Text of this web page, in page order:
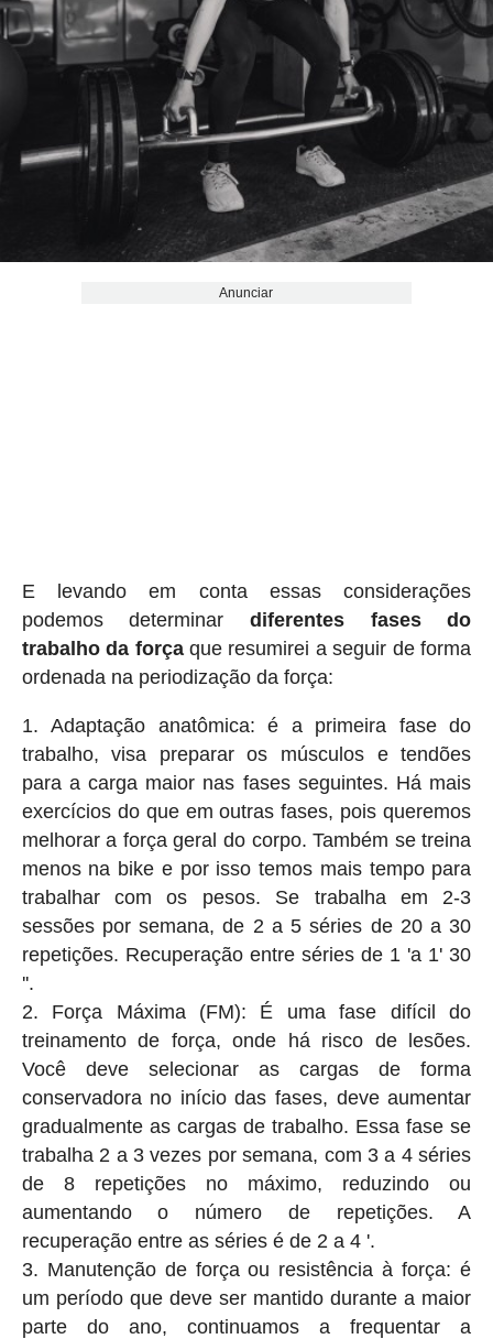
Anunciar
E levando em conta essas considerações
podemos determinar diferentes fases do
trabalho da forçaque resumirei a seguir de forma
ordenada na periodização da força:
Adaptação anatômica: é a primeira fase do
trabalho, visa preparar os músculos e tendões
para a carga maior nas fases seguintes. Há mais
exercícios do que em outras fases, pois queremos
melhorar a força geral do corpo. Também se treina
menos na bike e por isso temos mais tempo para
trabalhar com os pesos. Se trabalha em 2-3
sessões por semana, de 2 a 5 séries de 20 a 30
repetições. Recuperação entre séries de 1 'a 1' 30
''.
Força Máxima (FM): É uma fase difícil do
treinamento de força, onde há risco de lesões.
Você deve selecionar as cargas de forma
conservadora no início das fases, deve aumentar
gradualmente as cargas de trabalho. Essa fase se
trabalha 2 a 3 vezes por semana, com 3 a 4 séries
de 8 repetições no máximo, reduzindo ou
aumentando o número de repetições. A
recuperação entre as séries é de 2 a 4 '.
Manutenção de força ou resistência à força: é
um período que deve ser mantido durante a maior
parte do ano, continuamos a frequentar a